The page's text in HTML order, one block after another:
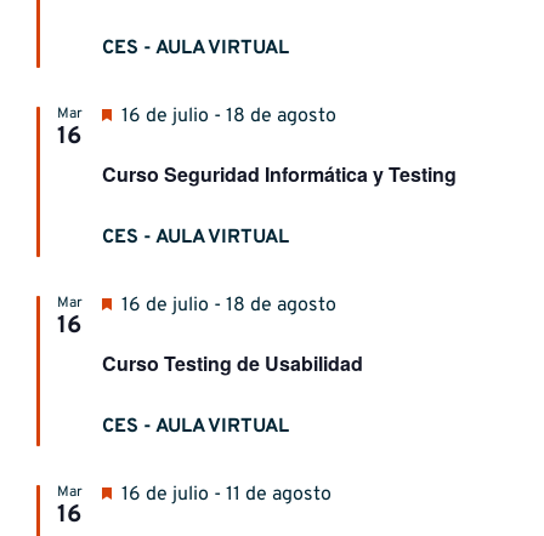
CES - AULA VIRTUAL
Mar
16
Curso Seguridad Informática y Testing
Destacado
16 de julio - 18 de agosto
CES - AULA VIRTUAL
Mar
16
Curso Testing de Usabilidad
Destacado
16 de julio - 18 de agosto
CES - AULA VIRTUAL
Mar
16
Destacado
16 de julio - 11 de agosto